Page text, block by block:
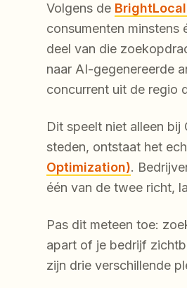
Volgens de
consumenten minstens
deel van die
naar AI-gegenereerde
concurrent uit de regio
Dit speelt niet alleen
steden, ontstaat het
Optimization).
één van de twee richt,
Pas dit meteen toe:
apart of je bedrijf
zijn drie verschillende